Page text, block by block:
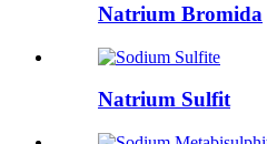
Natrium Bromida
Natrium Sulfit